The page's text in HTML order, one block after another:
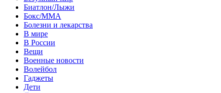
Биатлон/Лыжи
Бокс/MMA
Болезни и лекарства
В мире
В России
Вещи
Военные новости
Волейбол
Гаджеты
Дети